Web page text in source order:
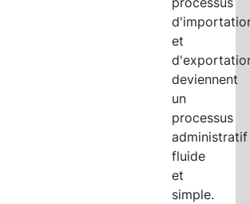
et
deviennent
un
processus
administratif
fluide
et
simple.